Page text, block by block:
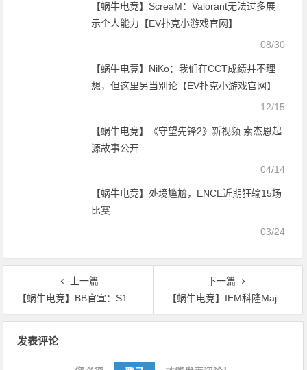
【蜗牛电竞】ScreaM：Valorant无法过多展
示个人能力【EV扑克小游戏官网】
08/30
【蜗牛电竞】NiKo：我们在CCT成绩并不理
想，但这里另当别论【EV扑克小游戏官网】
12/15
【蜗牛电竞】《守望先锋2》新视频 索杰恩起
源故事公开
04/14
【蜗牛电竞】处境尴尬，ENCE近期狂输15场
比赛
03/24
上一篇
【蜗牛电竞】BB官宣：S1ren将缺席IEM科隆Major第一阶段首日比赛【EV扑克小游戏官网】
下一篇
【蜗牛电竞】IEM科隆Major第一阶段：跌入地狱！TYLOO 14-16 MIBR【EV扑克小游戏官网】
发表评论